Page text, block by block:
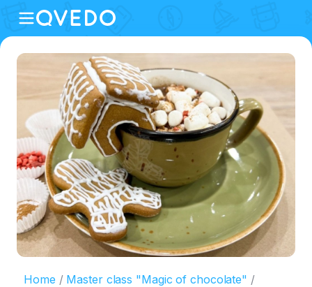
Home
Master class "Magic of chocolate"